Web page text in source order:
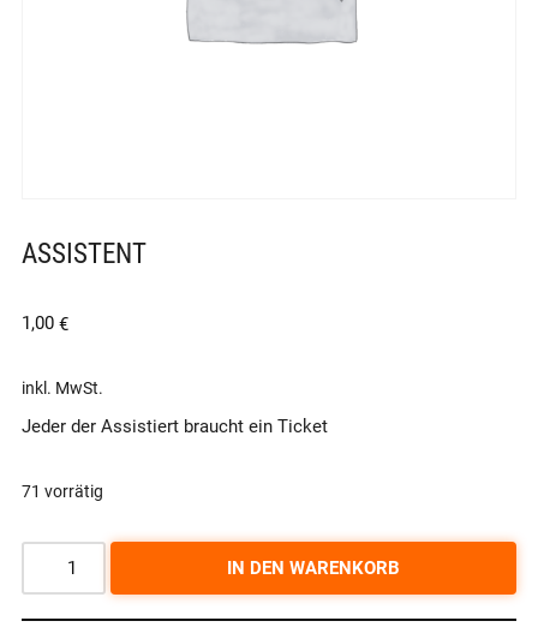
ASSISTENT
1,00 €
inkl. MwSt.
Jeder der Assistiert braucht ein Ticket
71 vorrätig
IN DEN WARENKORB